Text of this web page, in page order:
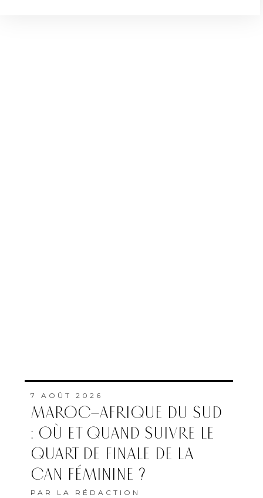
7 AOÛT 2026
MAROC–AFRIQUE DU SUD
: OÙ ET QUAND SUIVRE LE
QUART DE FINALE DE LA
CAN FÉMININE ?
PAR LA RÉDACTION